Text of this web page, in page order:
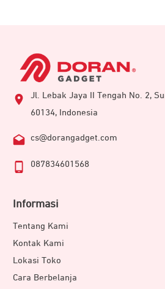
Jl. Lebak Jaya II Tengah No. 2,
60134, Indonesia
cs@dorangadget.com
087834601568
Informasi
Tentang Kami
Kontak Kami
Lokasi Toko
Cara Berbelanja